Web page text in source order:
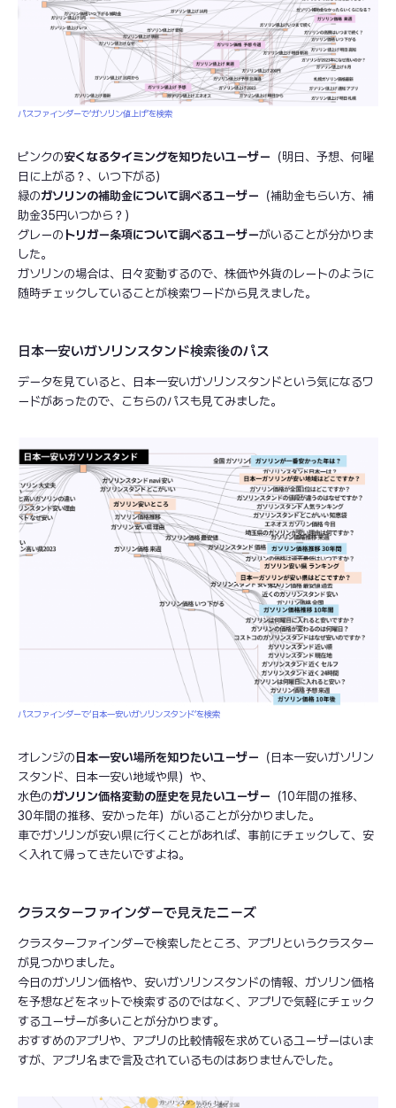
パスファインダーで‘ガソリン値上げ’を検索
ピンクの安くなるタイミングを知りたいユーザー （明日、予想、何曜
日に上がる？、いつ下がる）
緑のガソリンの補助金について調べるユーザー （補助金もらい方、補
助金35円いつから？）
グレーの トリガー条項について調べるユーザーがいることが分かりま
した。
ガソリンの場合は、日々変動するので、株価や外貨のレートのように
随時チェックしていることが検索ワードから見えました。
日本一安いガソリンスタンド検索後のパス
データを見ていると、日本一安いガソリンスタンドという気になるワ
ードがあったので、こちらのパスも見てみました。
パスファインダーで‘日本一安いガソリンスタンド’を検索
オレンジの 日本一安い場所を知りたいユーザー （日本一安いガソリン
スタンド、日本一安い地域や県）や、
水色のガソリン価格変動の歴史を見たいユーザー （10年間の推移、
30年間の推移、安かった年）がいることが分かりました。
車でガソリンが安い県に行くことがあれば、事前にチェックして、安
く入れて帰ってきたいですよね。
クラスターファインダーで見えたニーズ
クラスターファインダーで検索したところ、アプリというクラスター
が見つかりました。
今日のガソリン価格や、安いガソリンスタンドの情報、ガソリン価格
を予想などをネットで検索するのではなく、アプリで気軽にチェック
するユーザーが多いことが分かります。
おすすめのアプリや、アプリの比較情報を求めているユーザーはいま
すが、アプリ名まで言及されているものはありませんでした。